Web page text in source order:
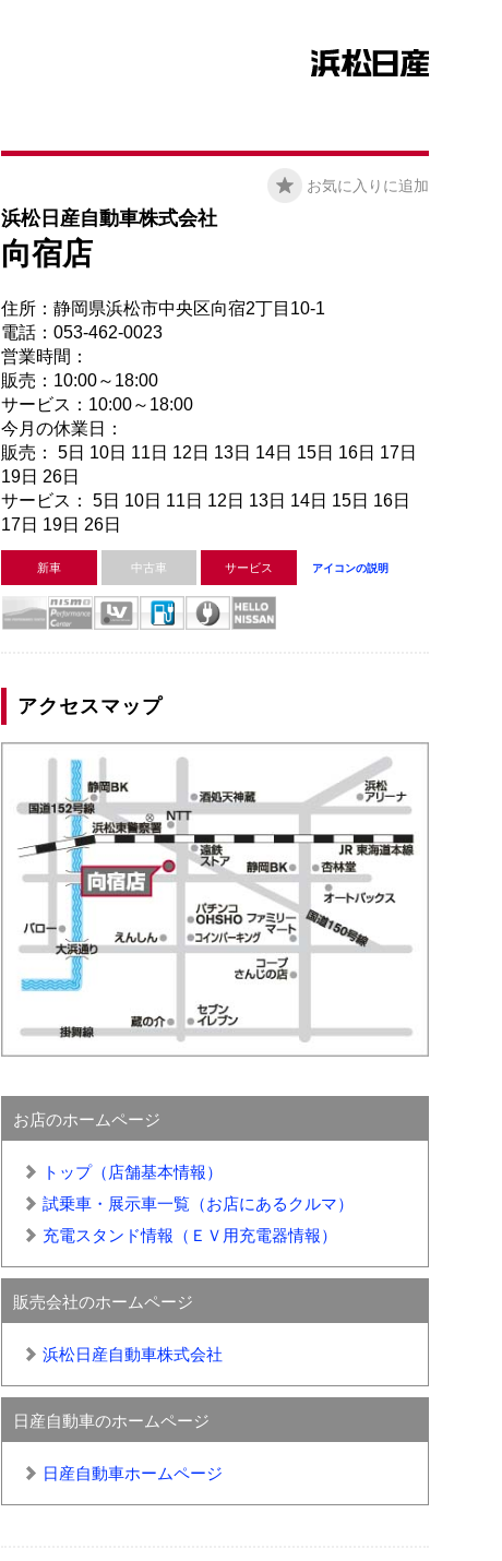
お気に入りに追加
浜松日産自動車株式会社
向宿店
住所：静岡県浜松市中央区向宿2丁目10-1
電話：053-462-0023
営業時間：
販売：10:00～18:00
サービス：10:00～18:00
今月の休業日：
販売： 5日 10日 11日 12日 13日 14日 15日 16日 17日
19日 26日
サービス： 5日 10日 11日 12日 13日 14日 15日 16日
17日 19日 26日
新車 中古車 サービス アイコンの説明
アクセスマップ
お店のホームページ
トップ（店舗基本情報）
試乗車・展示車一覧（お店にあるクルマ）
充電スタンド情報（ＥＶ用充電器情報）
販売会社のホームページ
浜松日産自動車株式会社
日産自動車のホームページ
日産自動車ホームページ